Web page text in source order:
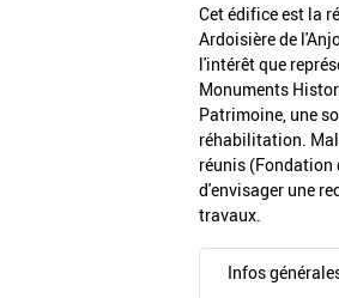
Cet édifice est la
Ardoisière de
l'intérêt que
Monuments
Patrimoine, une
réhabilitation.
réunis (Fondation
d'envisager une
travaux.
Infos